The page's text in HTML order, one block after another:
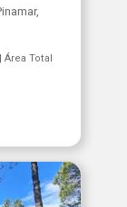
Total